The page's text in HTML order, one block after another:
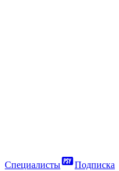
Специалисты Подписка